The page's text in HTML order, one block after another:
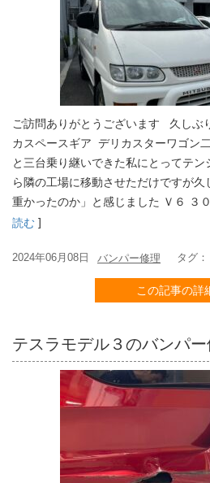
ご訪問ありがとうございます 久しぶ
カスペースギア デリカスターワゴン
と三台乗り継いできた私にとってテ
ら隣の工場に移動させただけですが
重かったのか」と感じました Ｖ６ ３
読む ]
2024年06月08日 バンパー修理 タグ：
この記事の詳
テスラモデル３のバンパー